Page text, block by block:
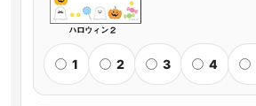
1 2 3 4